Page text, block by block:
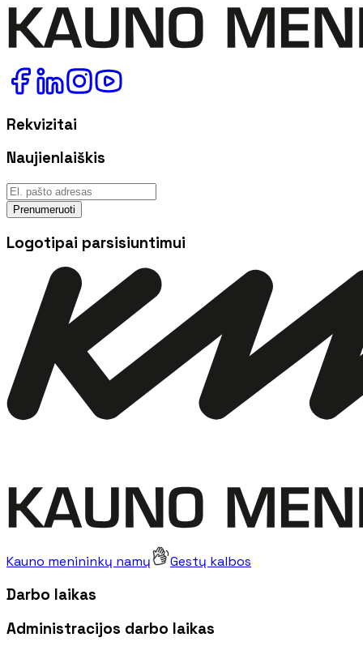
Rekvizitai
Naujienlaiškis
Prenumeruoti
Logotipai parsisiuntimui
Kauno menininkų namų Gestų kalbos
Darbo laikas
Administracijos darbo laikas